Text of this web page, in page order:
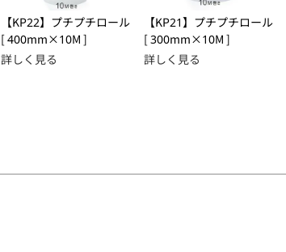
【KP22】プチプチロール
[ 400mm×10M ]
詳しく見る
【KP21】プチプチロール
[ 300mm×10M ]
詳しく見る